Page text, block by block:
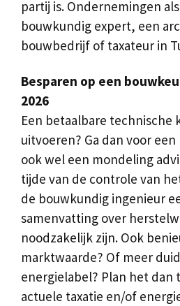
partij is. Ondernemingen
bouwkundig expert, een
bouwbedrijf of taxateur in
Besparen op een
2026
Een betaalbare technische
uitvoeren? Ga dan voor
ook wel een mondeling
tijde van de controle van
de bouwkundig ingenieur
samenvatting over
noodzakelijk zijn. Ook
marktwaarde? Of meer
energielabel? Plan het dan
actuele taxatie en/of